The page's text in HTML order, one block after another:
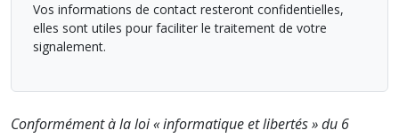
Vos informations de contact resteront confidentielles,
elles sont utiles pour faciliter le traitement de votre
signalement.
Conformément à la loi « informatique et libertés » du 6